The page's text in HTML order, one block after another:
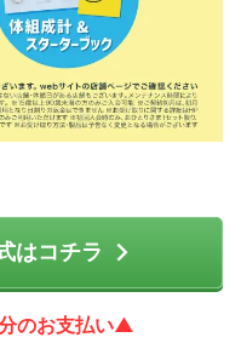
はコチラ
のお支払い▲